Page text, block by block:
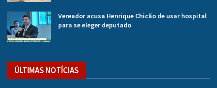
Vereador acusa Henrique Chicão de usar hospital
para se eleger deputado
ÚLTIMAS NOTÍCIAS